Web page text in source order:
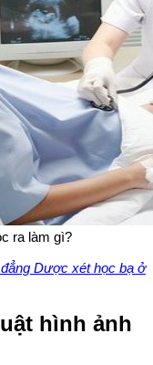
ra làm gì?
Dược xét học bạ ở
hình ảnh